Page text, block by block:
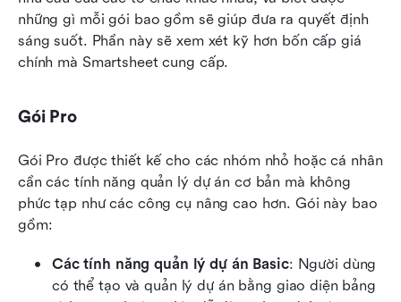
những gì mỗi gói bao gồm sẽ giúp đưa ra quyết định
sáng suốt. Phần này sẽ xem xét kỹ hơn bốn cấp giá
chính mà Smartsheet cung cấp.
Gói Pro
Gói Pro được thiết kế cho các nhóm nhỏ hoặc cá nhân
cần các tính năng quản lý dự án cơ bản mà không
phức tạp như các công cụ nâng cao hơn. Gói này bao
gồm:
Các tính năng quản lý dự án Basic: Người dùng
có thể tạo và quản lý dự án bằng giao diện bảng